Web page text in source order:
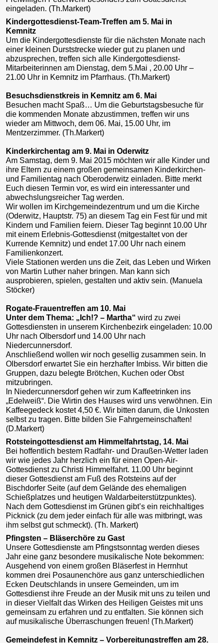
eingeladen. (Th.Markert)
Kindergottesdienst-Team-Treffen am 5. Mai in
Kemnitz
Um die Kindergottesdienste für die nächsten Monate nach
einer kleinen Durststrecke wieder gut zu planen und
abzusprechen, treffen sich alle Kindergottesdienst-
Mitarbeiterinnen am Dienstag, dem 5.Mai , 20.00 Uhr –
21.00 Uhr in Kemnitz im Pfarrhaus. (Th.Markert)
Besuchsdienstkreis in Kemnitz am 6. Mai
Besuchen macht Spaß… Um die Geburtstagsbesuche für
die kommenden Monate abzustimmen, treffen wir uns
wieder am Mittwoch, dem 06. Mai, 15.00 Uhr, im
Mentzerzimmer. (Th.Markert)
Kinderkirchentag am 9. Mai in Oderwitz
Am Samstag, dem 9. Mai 2015 möchten wir alle Kinder und
ihre Eltern zu einem großen gemeinsamen Kinderkirchen-
und Familientag nach Oberoderwitz einladen. Bitte merkt
Euch diesen Termin vor, es wird ein interessanter und
abwechslungsreicher Tag werden.
Wir wollen im Kirchgemeindezentrum und um die Kirche
(Oderwitz, Hauptstr. 75) an diesem Tag ein Fest für und mit
Kindern und Familien feiern. Dieser Tag beginnt 10.00 Uhr
mit einem Erlebnis-Gottesdienst (mitgestaltet von der
Kurrende Kemnitz) und endet 17.00 Uhr nach einem
Familienkonzert.
Viele Stationen werden uns die Zeit, das Leben und Wirken
von Martin Luther naher bringen. Man kann sich
ausprobieren, spielen, gestalten und aktiv sein. (Manuela
Stöcker)
Rogate-Frauentreffen am 10. Mai
Unter dem Thema: „Ich!? – Martha“ wird zu zwei
Gottesdiensten in unserem Kirchenbezirk eingeladen: 10.00
Uhr nach Olbersdorf und 14.00 Uhr nach
Niedercunnersdorf.
Anschließend wollen wir noch gesellig zusammen sein. In
Olbersdorf erwartet Sie ein herzhafter Imbiss. Wir bitten die
Gruppen, dazu belegte Brötchen, Kuchen oder Obst
mitzubringen.
In Niedercunnersdorf gehen wir zum Kaffeetrinken ins
„Edelweiß“. Die Wirtin des Hauses wird uns verwöhnen. Ein
Kaffeegedeck kostet 4,50 €. Wir bitten darum, die Unkosten
selbst zu tragen. Bitte bilden Sie Fahrgemeinschaften!
(D.Markert)
Rotsteingottesdienst am Himmelfahrtstag, 14. Mai
Bei hoffentlich bestem Radfahr- und Draußen-Wetter laden
wir wie jedes Jahr herzlich ein für einen Open-Air-
Gottesdienst zu Christi Himmelfahrt. 11.00 Uhr beginnt
dieser Gottesdienst am Fuß des Rotsteins auf der
Bischdorfer Seite (auf dem Gelände des ehemaligen
Schießplatzes und heutigen Waldarbeiterstützpunktes).
Nach dem Gottesdienst im Grünen gibt’s ein reichhaltiges
Picknick (zu dem jeder einfach für alle was mitbringt, was
ihm selbst gut schmeckt). (Th. Markert)
Pfingsten – Bläserchöre zu Gast
Unsere Gottesdienste am Pfingstsonntag werden dieses
Jahr eine ganz besondere musikalische Note bekommen:
Ausgehend von einem großen Bläserfest in Herrnhut
kommen drei Posaunenchöre aus ganz unterschiedlichen
Ecken Deutschlands in unsere Gemeinden, um im
Gottesdienst ihre Freude an der Musik mit uns zu teilen und
in dieser Vielfalt das Wirken des Heiligen Geistes mit uns
gemeinsam zu erfahren und zu entfalten. Sie können sich
auf musikalische Überraschungen freuen! (Th.Markert)
Gemeindefest in Kemnitz – Vorbereitungstreffen am 28.